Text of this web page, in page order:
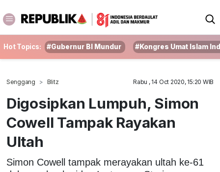
Hot Topics: #Gubernur BI Mundur #Kongres Umat Islam
Senggang Blitz Rabu , 14 Oct 2020, 15:20 WIB
Digosipkan Lumpuh, Simon
Cowell Tampak Rayakan
Ultah
Simon Cowell tampak merayakan ultah ke-61